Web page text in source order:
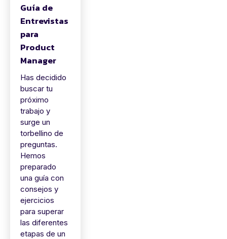
Guía de
Entrevistas
para
Product
Manager
Has decidido
buscar tu
próximo
trabajo y
surge un
torbellino de
preguntas.
Hemos
preparado
una guía con
consejos y
ejercicios
para superar
las diferentes
etapas de un